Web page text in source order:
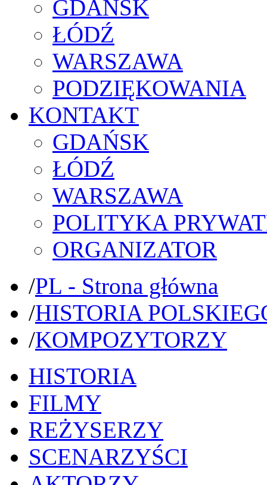
GDAŃSK
ŁÓDŹ
WARSZAWA
PODZIĘKOWANIA
KONTAKT
GDAŃSK
ŁÓDŹ
WARSZAWA
POLITYKA
ORGANIZATOR
/PL - Strona główna
/HISTORIA
/KOMPOZYTORZY
HISTORIA
FILMY
REŻYSERZY
SCENARZYŚCI